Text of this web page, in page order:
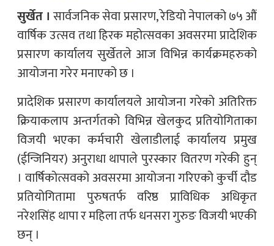
सुर्खेत । सार्वजनिक सेवा प्रसारण, रेडियो नेपालको ७५ औं
वार्षिक उत्सव तथा हिरक महोत्सवका अवसरमा प्रादेशिक
प्रसारण कार्यालय सुर्खेतले आज विभिन्न कार्यक्रमहरुको
आयोजना गरेर मनाएको छ ।
प्रादेशिक प्रसारण कार्यालयले आयोजना गरेको अतिरिक्त
क्रियाकलाप अन्तर्गतको विभिन्न खेलकुद प्रतियोगिताका
विजयी भएका कर्मचारी खेलाडीलाई कार्यालय प्रमुख
(ईन्जिनियर) अनुराधा थापाले पुरस्कार वितरण गरेकी हुन्
। वार्षिकोत्सवको अवसरमा आयोजना गरिएको कुर्ची दौड
प्रतियोगितामा पुरुषतर्फ वरिष्ठ प्राविधिक अधिकृत
नरेशसिंह थापा र महिला तर्फ धनसरा गुरुङ विजयी भएकी
छन् ।